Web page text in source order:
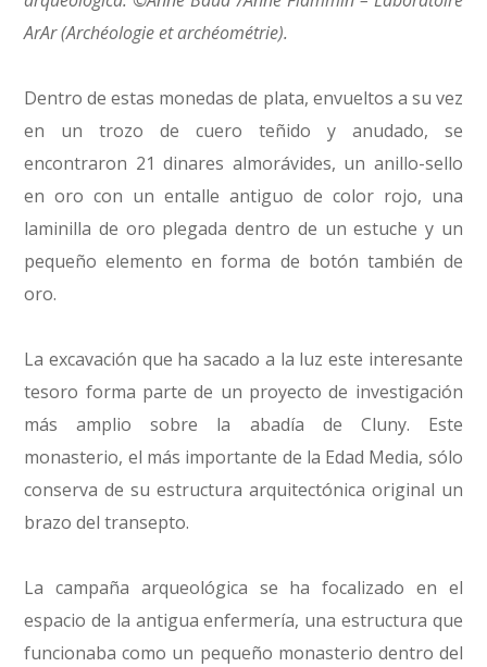
ArAr (Archéologie et archéométrie).
Dentro de estas monedas de plata, envueltos a su vez
en un trozo de cuero teñido y anudado, se
encontraron 21 dinares almorávides, un anillo-sello
en oro con un entalle antiguo de color rojo, una
laminilla de oro plegada dentro de un estuche y un
pequeño elemento en forma de botón también de
oro.
La excavación que ha sacado a la luz este interesante
tesoro forma parte de un proyecto de investigación
más amplio sobre la abadía de Cluny. Este
monasterio, el más importante de la Edad Media, sólo
conserva de su estructura arquitectónica original un
brazo del transepto.
La campaña arqueológica se ha focalizado en el
espacio de la antigua enfermería, una estructura que
funcionaba como un pequeño monasterio dentro del